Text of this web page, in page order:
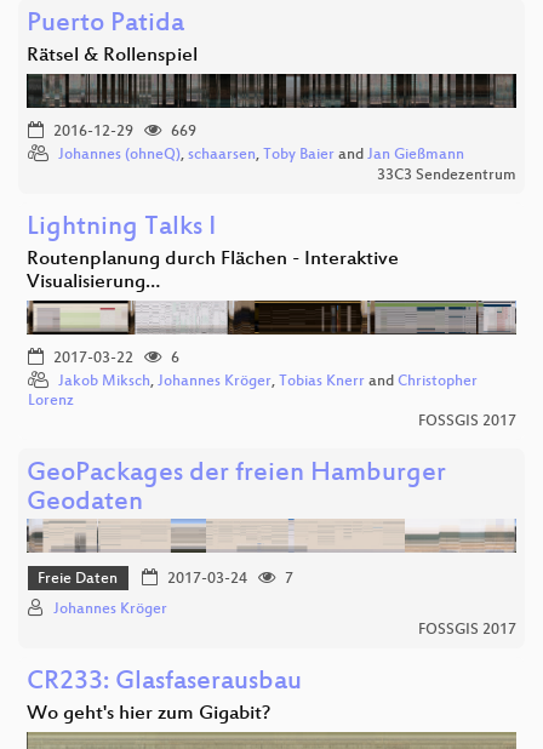
Puerto Patida
Rätsel & Rollenspiel
2016-12-29
669
Johannes (ohneQ), schaarsen, Toby Baier and Jan Gießmann
33C3 Sendezentrum
Lightning Talks I
Routenplanung durch Flächen - Interaktive
Visualisierung…
2017-03-22
6
Jakob Miksch, Johannes Kröger, Tobias Knerr and Christopher
Lorenz
FOSSGIS 2017
GeoPackages der freien Hamburger
Geodaten
Freie Daten 2017-03-24
7
Johannes Kröger
FOSSGIS 2017
CR233: Glasfaserausbau
Wo geht's hier zum Gigabit?